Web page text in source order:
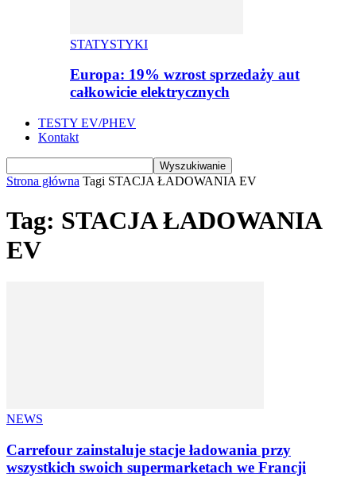
STATYSTYKI
Europa: 19% wzrost sprzedaży aut
całkowicie elektrycznych
TESTY EV/PHEV
Kontakt
Strona główna Tagi STACJA ŁADOWANIA EV
Tag: STACJA ŁADOWANIA
EV
NEWS
Carrefour zainstaluje stacje ładowania przy
wszystkich swoich supermarketach we Francji